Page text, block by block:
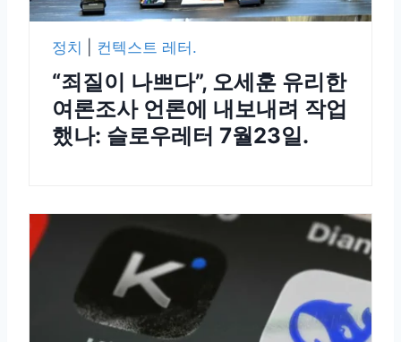
정치 컨텍스트 레터.
“죄질이 나쁘다”, 오세훈 유리한
여론조사 언론에 내보내려 작업
했나: 슬로우레터 7월23일.